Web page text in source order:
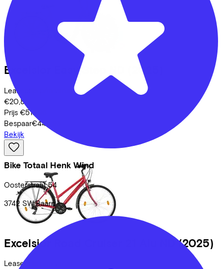
Bike Totaal Henk Wind
Oosterstraat 54
3742 SW Baarn
Excelsior Easy Step ND (2025)
Leaseprijs p/m vanaf
€20,85
Prijs €519,95
Bespaar€445,93
Bekijk
Excelsior (2025)
Leaseprijs p/m vanaf